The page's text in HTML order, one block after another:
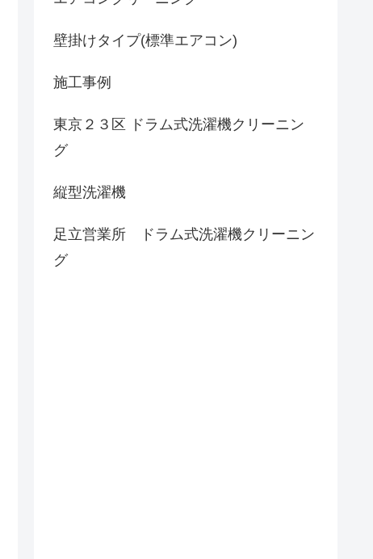
壁掛けタイプ(標準エアコン)
施工事例
東京２３区 ドラム式洗濯機クリーニン
グ
縦型洗濯機
足立営業所 ドラム式洗濯機クリーニン
グ